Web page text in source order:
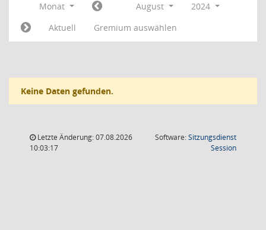
Monat August
2024
Aktuell
Gremium auswählen
Keine Daten gefunden.
Letzte Änderung: 07.08.2026
10:03:17
Software:Sitzungsdienst
Session(Wird in